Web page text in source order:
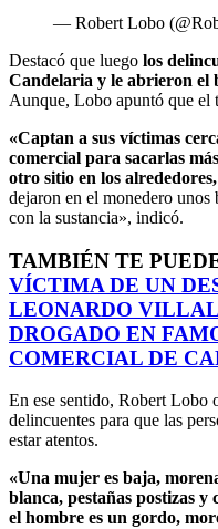
— Robert Lobo
Destacó que luego los
Candelaria y le abrieron el
Aunque, Lobo apuntó que el
«Captan a sus víctimas
comercial para sacarlas
otro sitio en los
dejaron en el monedero
con la sustancia», indicó.
TAMBIÉN TE
VÍCTIMA DE UN
LEONARDO
DROGADO EN
COMERCIAL DE
En ese sentido, Robert Lobo
delincuentes para que las
estar atentos.
«Una mujer es baja,
blanca, pestañas postizas
el hombre es un gordo,